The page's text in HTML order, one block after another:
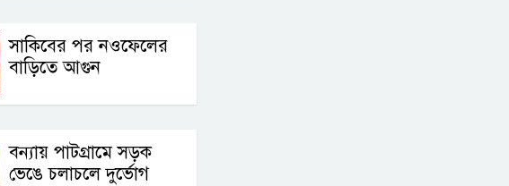
সাকিবের পর নওফেলের
বাড়িতে আগুন
বন্যায় পাটগ্রামে সড়ক
ভেঙে চলাচলে দুর্ভোগ